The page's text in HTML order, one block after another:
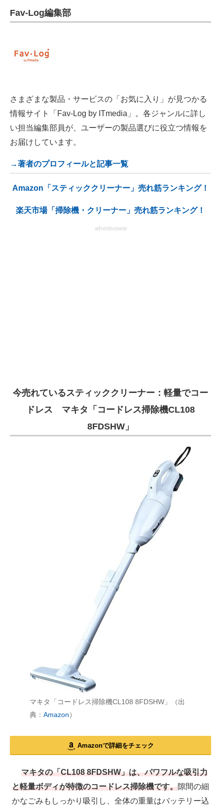
Fav-Log編集部
さまざまな製品・サービスの「お気に入り」が見つかる
情報サイト「Fav-Log by ITmedia」。各ジャンルに詳し
い担当編集部員が、ユーザーの製品選びに役立つ情報を
お届けしています。
→著者のプロフィールと記事一覧
Amazon「スティッククリーナー」売れ筋ランキング！
楽天市場「掃除機・クリーナー」売れ筋ランキング！
advertisement
今売れているスティッククリーナー：軽量でコー
ドレス マキタ「コードレス掃除機CL108
8FDSHW」
マキタ「コードレス掃除機CL108 8FDSHW」（出
典： Amazon）
Amazonで詳細をチェック
マキタの「CL108 8FDSHW」は、パワフルな吸引力
と軽量ボディが特徴のコードレス掃除機です。隙間の細
かなごみもしっかり吸引し、全体の重量はバッテリー込